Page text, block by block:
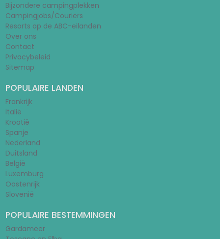
Bijzondere campingplekken
Campingjobs/Couriers
Resorts op de ABC-eilanden
Over ons
Contact
Privacybeleid
Sitemap
POPULAIRE LANDEN
Frankrijk
Italië
Kroatië
Spanje
Nederland
Duitsland
België
Luxemburg
Oostenrijk
Slovenië
POPULAIRE BESTEMMINGEN
Gardameer